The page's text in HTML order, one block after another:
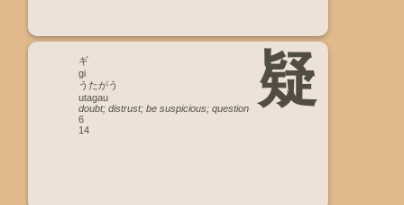
疑
ギ
gi
うたがう
utagau
doubt; distrust; be suspicious; question
6
14